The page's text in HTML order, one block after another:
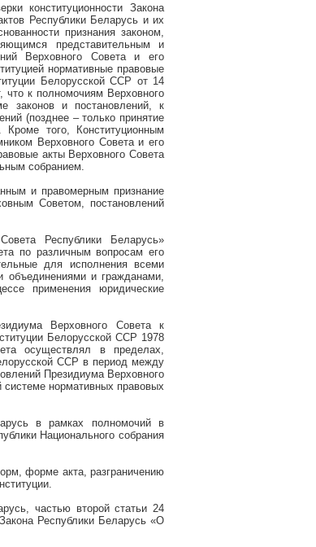
конституционности Закона
Республики Беларусь и их
признания законом,
представительным и
Верховного Совета и его
нормативные правовые
Белорусской ССР от 14
что к полномочиям Верховного
законов и постановлений, к
(позднее – только принятие
того, Конституционным
Верховного Совета и его
акты Верховного Совета
собранием.
и правомерным признание
Советом, постановлений
Республики Беларусь»
по различным вопросам его
для исполнения всеми
объединениями и гражданами,
применения юридические
Верховного Совета к
Белорусской ССР 1978
осуществлял в пределах,
ССР в период между
Президиума Верховного
нормативных правовых
в рамках полномочий в
Национального собрания
форме акта, разграничению
частью второй статьи 24
Республики Беларусь «О